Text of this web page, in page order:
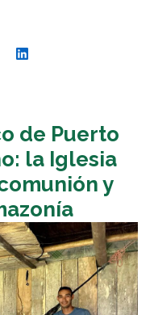
de Puerto
la Iglesia
y